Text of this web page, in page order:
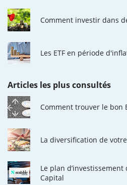
Comment investir dans
Les ETF en période
Articles les plus consultés
Comment trouver le bon
La diversification de
Le plan d’investissement
Capital